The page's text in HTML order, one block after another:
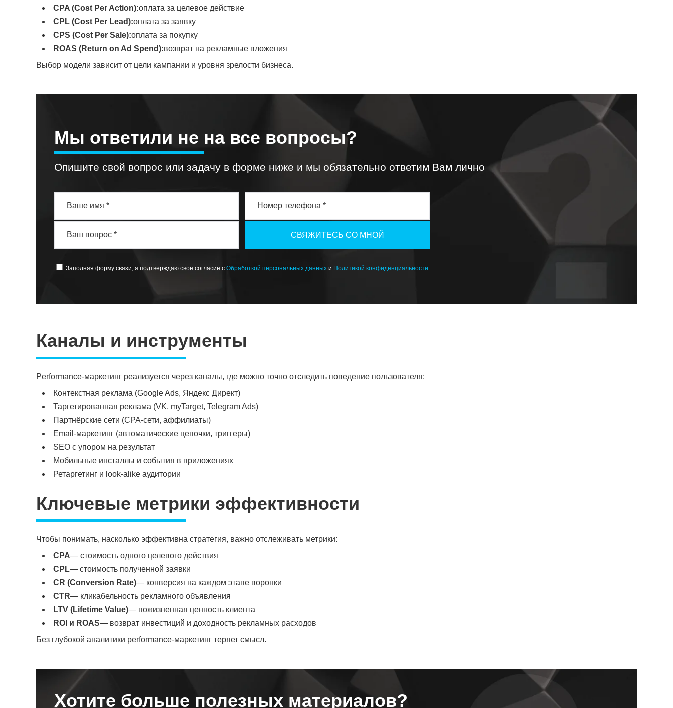
CPA (Cost Per Action):оплата за целевое действие
CPL (Cost Per Lead):оплата за заявку
CPS (Cost Per Sale):оплата за покупку
ROAS (Return on Ad Spend):возврат на рекламные вложения
Выбор модели зависит от цели кампании и уровня зрелости бизнеса.
Мы ответили не на все вопросы?
Опишите свой вопрос или задачу в форме ниже и мы обязательно ответим Вам лично
СВЯЖИТЕСЬ СО МНОЙ
Заполняя форму связи, я подтверждаю свое согласие с Обработкой персональных данных и Политикой конфиденциальности.
Каналы и инструменты
Performance-маркетинг реализуется через каналы, где можно точно отследить поведение пользователя:
Контекстная реклама (Google Ads, Яндекс Директ)
Таргетированная реклама (VK, myTarget, Telegram Ads)
Партнёрские сети (CPA-сети, аффилиаты)
Email-маркетинг (автоматические цепочки, триггеры)
SEO с упором на результат
Мобильные инсталлы и события в приложениях
Ретаргетинг и look-alike аудитории
Ключевые метрики эффективности
Чтобы понимать, насколько эффективна стратегия, важно отслеживать метрики:
CPA— стоимость одного целевого действия
CPL— стоимость полученной заявки
CR (Conversion Rate)— конверсия на каждом этапе воронки
CTR— кликабельность рекламного объявления
LTV (Lifetime Value)— пожизненная ценность клиента
ROI и ROAS— возврат инвестиций и доходность рекламных расходов
Без глубокой аналитики performance-маркетинг теряет смысл.
Хотите больше полезных материалов?